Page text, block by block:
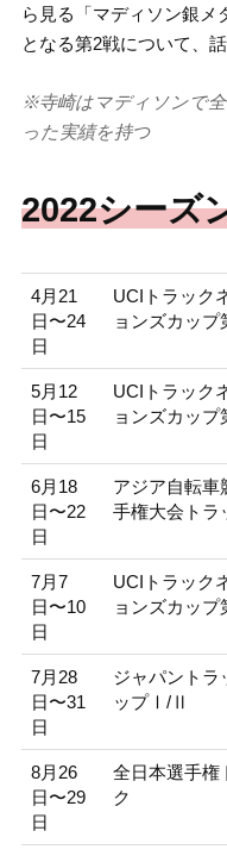
ら見る「マディソン銀メ
となる第2戦について、話
※寺崎はマディソンで
った実績を持つ
2022シーズ
4月21
日〜24
日
UCIトラック
ョンズカップ
5月12
日〜15
日
UCIトラック
ョンズカップ
6月18
日〜22
日
アジア自転車
手権大会トラ
7月7
日〜10
日
UCIトラック
ョンズカップ
7月28
日〜31
日
ジャパントラ
ップⅠ/Ⅱ
8月26
日〜29
日
全日本選手権
ク